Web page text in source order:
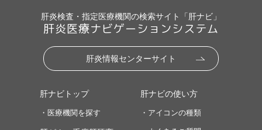
肝炎検査・指定医療機関の検索サイト「肝ナビ」
肝炎医療ナビゲーションシステム
肝炎情報センターサイト
肝ナビトップ
・医療機関を探す
肝ナビの使い方
・アイコンの種類